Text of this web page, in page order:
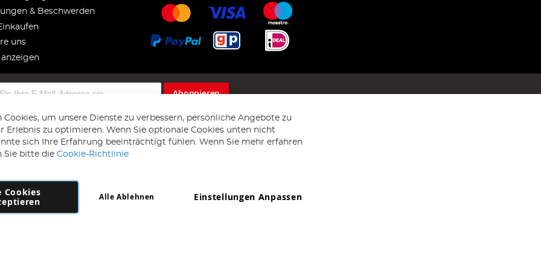
& Beschwerden
uns
Abonnieren
Copyright 1997 - 2026 AD NL B.V. Alle Rechte vorbehalten.
B.V Dirk Hartogweg 14 DC1 Unit 5 5928LV Venlo, Firmennummer: 863029607
Cookies, um unsere Dienste zu verbessern, persönliche Angebote zu
Erlebnis zu optimieren. Wenn Sie optionale Cookies unten nicht
sich Ihre Erfahrung beeinträchtigt fühlen. Wenn Sie mehr erfahren
Sie bitte die Cookie-Richtlinie
Cookies
Einstellungen Anpassen
Alle Ablehnen